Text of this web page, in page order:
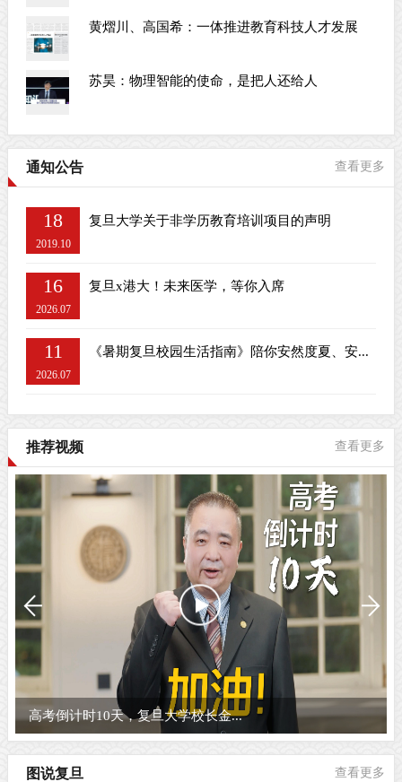
黄熠川、高国希：一体推进教育科技人才发展
苏昊：物理智能的使命，是把人还给人
通知公告 查看更多
18
2019.10
复旦大学关于非学历教育培训项目的声明
16
2026.07
复旦x港大！未来医学，等你入席
11
2026.07
《暑期复旦校园生活指南》陪你安然度夏、安...
推荐视频 查看更多
高考倒计时10天，复旦大学校长金...
图说复旦 查看更多